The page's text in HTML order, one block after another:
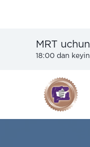
MRT uchun
18:00 dan keyin